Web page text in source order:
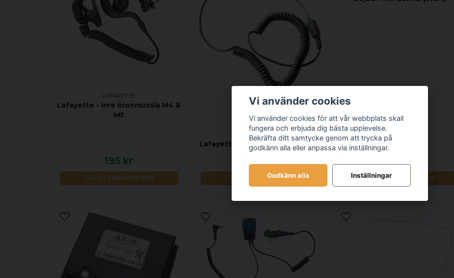
LAFAYETTE
Lafayette - Inre öronmussla M4 &
M5
195 kr
LÄGG I VARUKORGEN
LAFAYETTE
Lafayette - Öronmussla Security
LÄGG I VARUKORGEN LÄGG I VARUKORGEN
Vi använder cookies
Vi använder cookies för att vår webbplats skall
fungera och erbjuda dig bästa upplevelse.
Bekräfta ditt samtycke genom att trycka på
godkänn alla eller anpassa via inställningar.
Godkänn alla Inställningar